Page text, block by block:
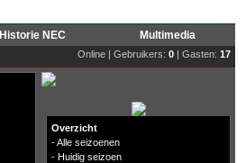
Historie NEC Multimedia
Online | Gebruikers: 0 | Gasten: 17
Overzicht
-Alle seizoenen
- Huidig seizoen